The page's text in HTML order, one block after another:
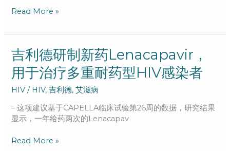
示：
维
持
久
病
毒
抑
制
Read More »
吉利德研制新药Lenacapavir，
用于治疗多重耐药型HIV感染者
HIV / HIV,吉利德,艾滋病
– 这项建议基于CAPELLA临床试验第26周的数据，研究结果
显示，一年给药两次的Lenacapav
吉
利
德
研
制
新
药
用
Read More »